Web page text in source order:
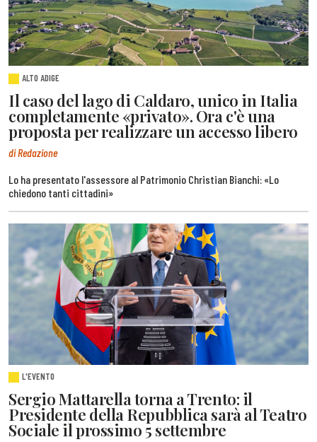
ALTO ADIGE
Il caso del lago di Caldaro, unico in Italia
completamente «privato». Ora c'è una
proposta per realizzare un accesso libero
di Redazione
Lo ha presentato l'assessore al Patrimonio Christian Bianchi: «Lo
chiedono tanti cittadini»
L'EVENTO
Sergio Mattarella torna a Trento: il
Presidente della Repubblica sarà al Teatro
Sociale il prossimo 5 settembre